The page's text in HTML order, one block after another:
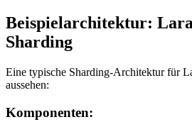
Beispielarchitektur:
Sharding
Eine typische Sharding-Architektur für
aussehen:
Komponenten: